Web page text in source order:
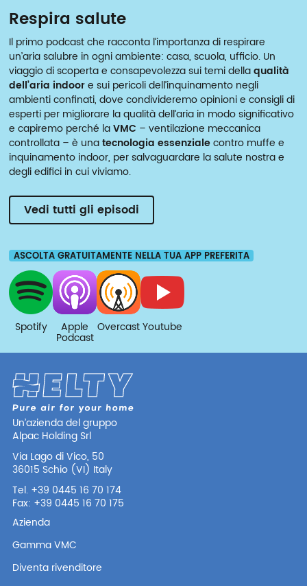
Respira salute
Il primo podcast che racconta l’importanza di respirare
un’aria salubre in ogni ambiente: casa, scuola, ufficio. Un
viaggio di scoperta e consapevolezza sui temi dellaqualità
dell’aria indoore sui pericoli dell’inquinamento negli
ambienti confinati, dove condivideremo opinioni e consigli di
esperti per migliorare la qualità dell’aria in modo significativo
e capiremo perché laVMC – ventilazione meccanica
controllata – è unatecnologia essenzialecontro muffe e
inquinamento indoor, per salvaguardare la salute nostra e
degli edifici in cui viviamo.
Vedi tutti gli episodi
ASCOLTA GRATUITAMENTE NELLA TUA APP PREFERITA
Spotify Apple
Podcast
OvercastYoutube
Un’azienda del gruppo
Alpac Holding Srl
Via Lago di Vico, 50
36015 Schio (VI) Italy
Tel. +39 0445 16 70 174
Fax: +39 0445 16 70 175
Azienda
Gamma VMC
Diventa rivenditore